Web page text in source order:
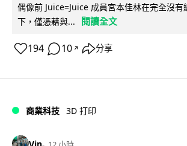
偶像前 Juice=Juice 成員宮本佳林在完全沒有
下，僅憑藉與...
閱讀全文
194 10 ↗ 分享
商業科技 3D 打印